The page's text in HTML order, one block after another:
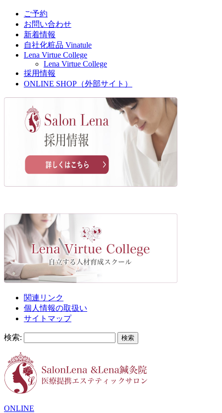
ご予約
お問い合わせ
新着情報
自社化粧品 Vinatule
Lena Virtue College
Lena Virtue College
採用情報
ONLINE SHOP（外部サイト）
関連リンク
個人情報の取扱い
サイトマップ
検索:
ONLINE